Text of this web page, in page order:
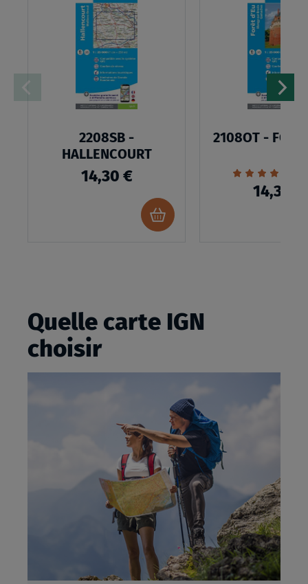
2208SB -
HALLENCOURT
14,30 €
Ajouter
au
2108OT -
Évaluation:
14,30 €
Quelle carte IGN
choisir